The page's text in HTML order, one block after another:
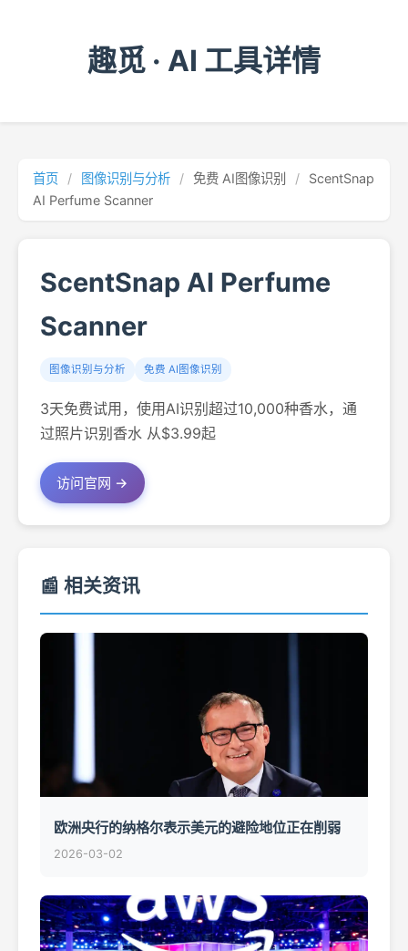
趣觅 · AI 工具详情
首页 / 图像识别与分析 / 免费 AI图像识别 /
ScentSnap
AI Perfume Scanner
ScentSnap AI Perfume
Scanner
图像识别与分析 免费 AI图像识别
3天免费试用，使用AI识别超过10,000种香水，通
过照片识别香水 从$3.99起
访问官网 →
📰 相关资讯
欧洲央行的纳格尔表示美元的避险地位正在削弱
2026-03-02